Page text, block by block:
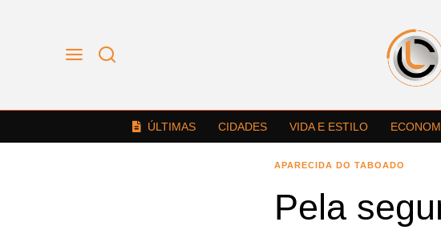
ÚLTIMAS CIDADES VIDA E ESTILO
APARECIDA DO TABOADO
Pela